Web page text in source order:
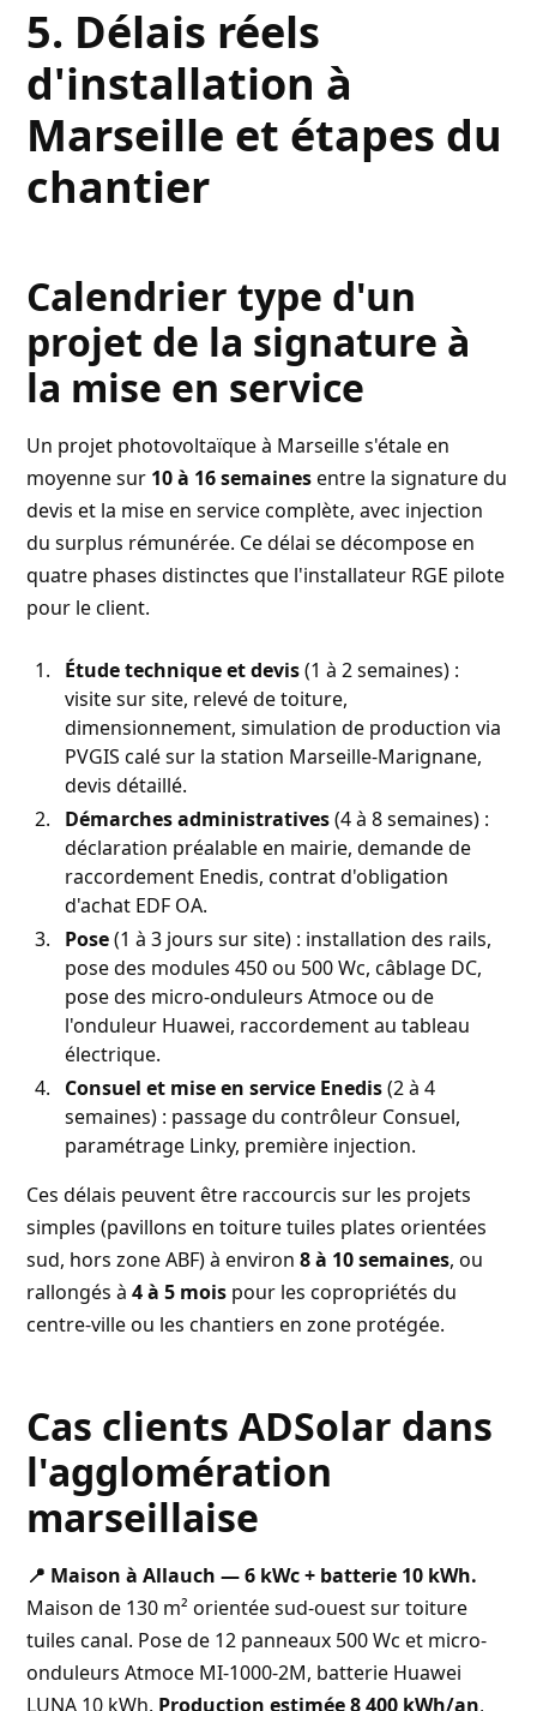
5. Délais réels
d'installation à
Marseille et étapes du
chantier
Calendrier type d'un
projet de la signature à
la mise en service
Un projet photovoltaïque à Marseille s'étale en
moyenne sur 10 à 16 semainesentre la signature du
devis et la mise en service complète, avec injection
du surplus rémunérée. Ce délai se décompose en
quatre phases distinctes que l'installateur RGE pilote
pour le client.
Étude technique et devis(1 à 2 semaines) :
visite sur site, relevé de toiture,
dimensionnement, simulation de production via
PVGIS calé sur la station Marseille-Marignane,
devis détaillé.
Démarches administratives(4 à 8 semaines) :
déclaration préalable en mairie, demande de
raccordement Enedis, contrat d'obligation
d'achat EDF OA.
Pose(1 à 3 jours sur site) : installation des rails,
pose des modules 450 ou 500 Wc, câblage DC,
pose des micro-onduleurs Atmoce ou de
l'onduleur Huawei, raccordement au tableau
électrique.
Consuel et mise en service Enedis(2 à 4
semaines) : passage du contrôleur Consuel,
paramétrage Linky, première injection.
Ces délais peuvent être raccourcis sur les projets
simples (pavillons en toiture tuiles plates orientées
sud, hors zone ABF) à environ8 à 10 semaines, ou
rallongés à4 à 5 mois pour les copropriétés du
centre-ville ou les chantiers en zone protégée.
Cas clients ADSolar dans
l'agglomération
marseillaise
📍 Maison à Allauch — 6 kWc + batterie 10 kWh.
Maison de 130 m² orientée sud-ouest sur toiture
tuiles canal. Pose de 12 panneaux 500 Wc et micro-
onduleurs Atmoce MI-1000-2M, batterie Huawei
LUNA 10 kWh. Production estimée 8 400 kWh/an,